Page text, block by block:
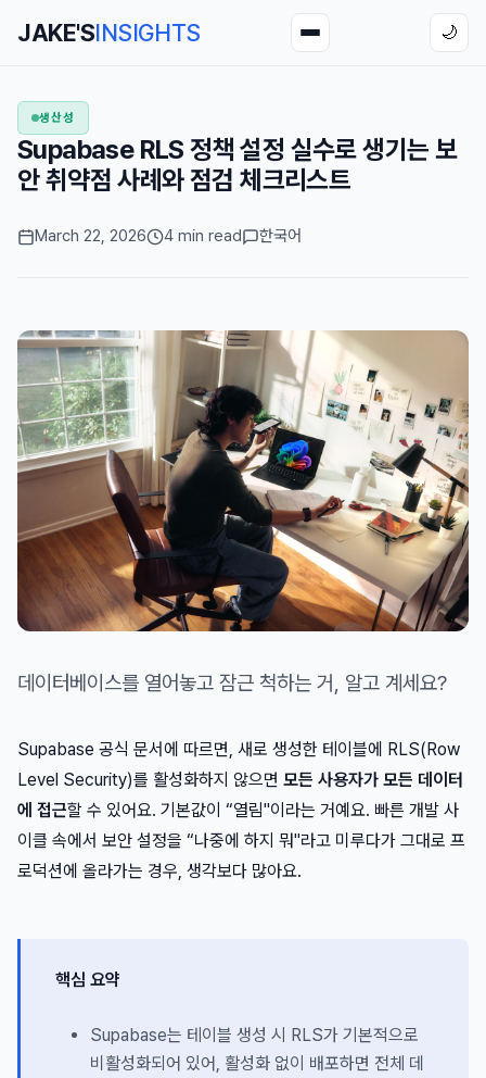
JAKE'SINSIGHTS 🌙
생산성
Supabase RLS 정책 설정 실수로 생기는 보
안 취약점 사례와 점검 체크리스트
March 22, 2026 4 min read 한국어
데이터베이스를 열어놓고 잠근 척하는 거, 알고 계세요?
Supabase 공식 문서에 따르면, 새로 생성한 테이블에 RLS(Row
Level Security)를 활성화하지 않으면 모든 사용자가 모든 데이터
에 접근할 수 있어요. 기본값이 “열림"이라는 거예요. 빠른 개발 사
이클 속에서 보안 설정을 “나중에 하지 뭐"라고 미루다가 그대로 프
로덕션에 올라가는 경우, 생각보다 많아요.
핵심 요약
Supabase는 테이블 생성 시 RLS가 기본적으로
비활성화되어 있어, 활성화 없이 배포하면 전체 데